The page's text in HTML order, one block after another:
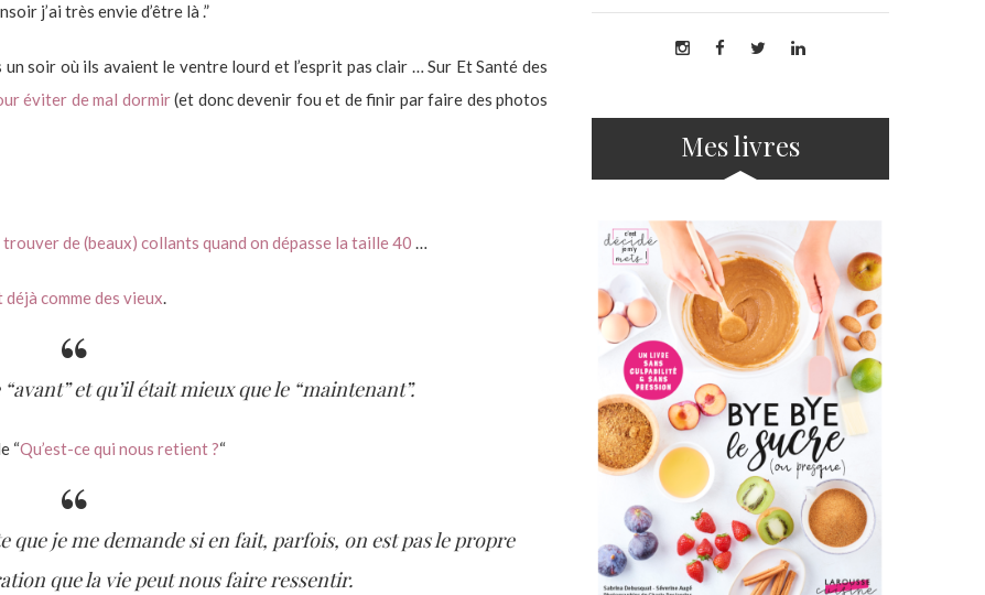
j’ai très envie d’être là .”
soir où ils avaient le ventre lourd et l’esprit pas clair … Sur Et Santé des
éviter de mal dormir(et donc devenir fou et de finir par faire des photos
de (beaux) collants quand on dépasse la taille 40 …
comme des vieux.
“avant”et qu’il était mieux que le “maintenant”.
“Qu’est-ce qui nous retient ?“
que je me demande si en fait, parfois, on est pas le propre
que la vie peut nous faire ressentir.
Mes livres